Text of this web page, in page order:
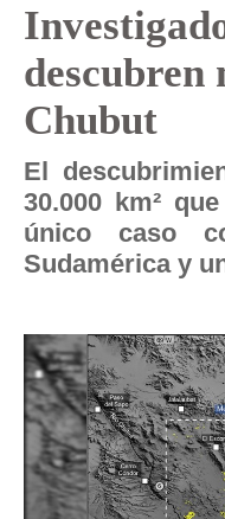
descubren
Chubut
El
30.000 km²
único caso
Sudamérica y